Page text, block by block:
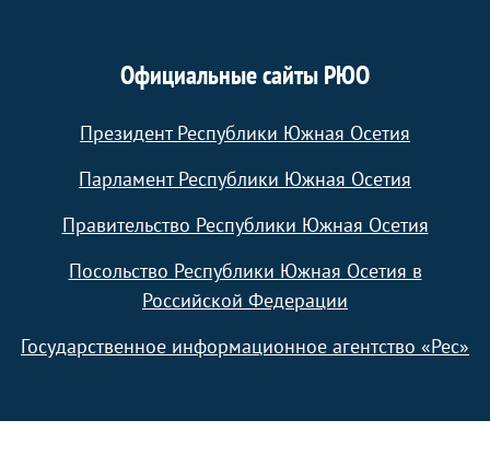
Официальные сайты РЮО
Президент Республики Южная Осетия
Парламент Республики Южная Осетия
Правительство Республики Южная Осетия
Посольство Республики Южная Осетия в
Российской Федерации
Государственное информационное агентство «Рес»